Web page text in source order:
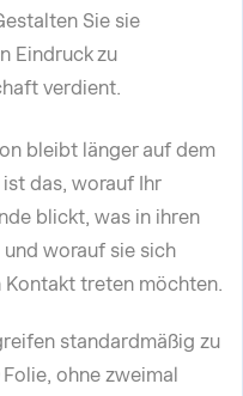
Sie sie
Eindruck zu
verdient.
bleibt länger auf dem
das, worauf Ihr
blickt, was in ihren
worauf sie sich
Kontakt treten möchten.
standardmäßig zu
Folie, ohne zweimal